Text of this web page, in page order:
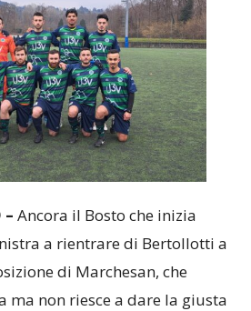
– Ancora il Bosto che inizia
a rientrare di Bertollotti a
di Marchesan, che
ma non riesce a dare la giusta